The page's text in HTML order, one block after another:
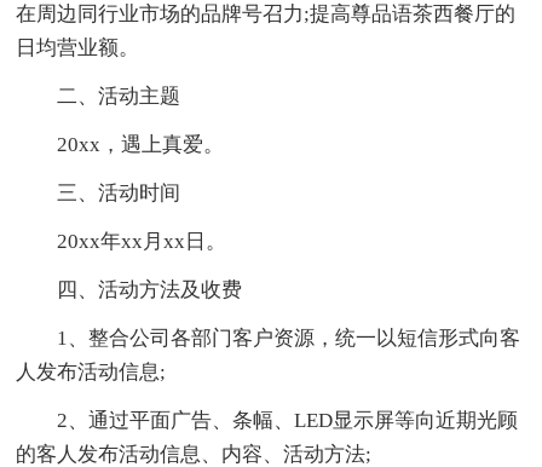
在周边同行业市场的品牌号召力;提高尊品语茶西餐厅的
日均营业额。
二、活动主题
20xx，遇上真爱。
三、活动时间
20xx年xx月xx日。
四、活动方法及收费
1、整合公司各部门客户资源，统一以短信形式向客
人发布活动信息;
2、通过平面广告、条幅、LED显示屏等向近期光顾
的客人发布活动信息、内容、活动方法;